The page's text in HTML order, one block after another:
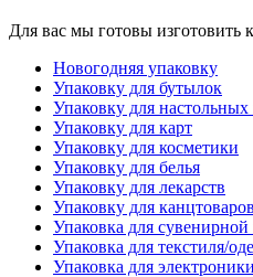
Для вас мы готовы изготовить
Новогодняя упаковку
Упаковку для бутылок
Упаковку для настольных
Упаковку для карт
Упаковку для косметики
Упаковку для белья
Упаковку для лекарств
Упаковку для канцтоваров
Упаковка для
Упаковка для текстиля/
Упаковка для электроники